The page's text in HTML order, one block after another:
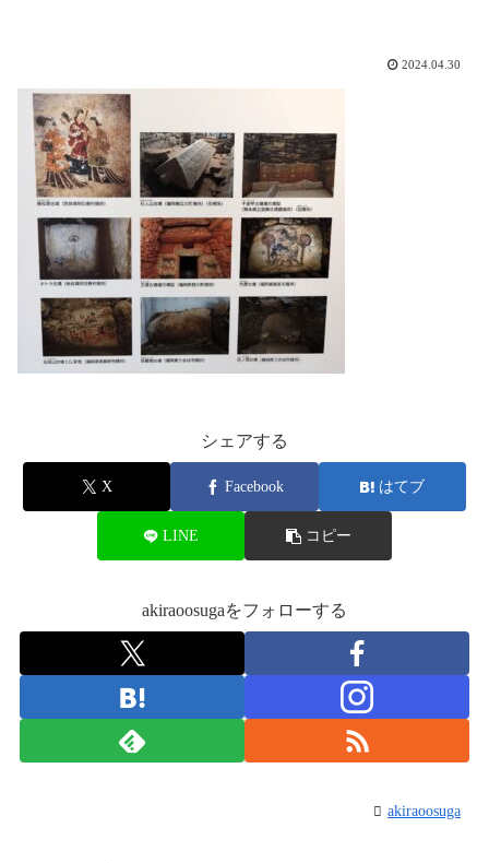
2024.04.30
シェアする
X Facebook はてブ
LINE コピー
akiraoosugaをフォローする
akiraoosuga